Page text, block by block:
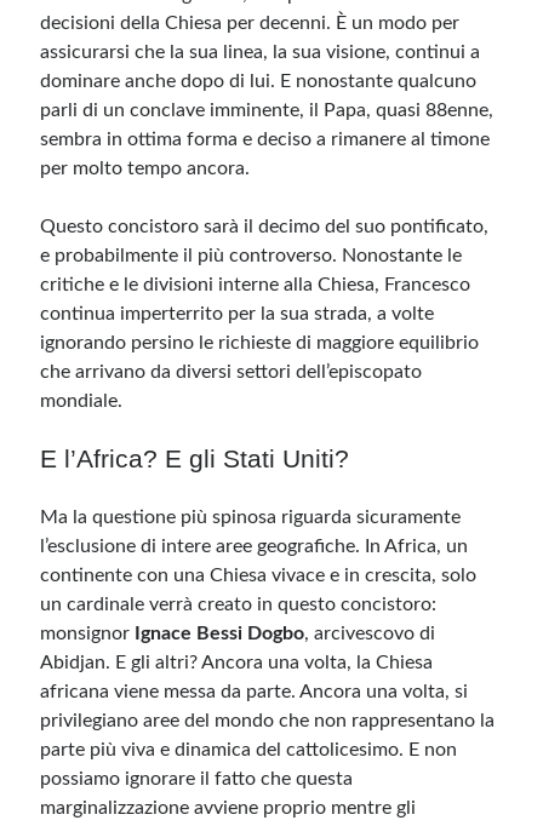
decisioni della Chiesa per decenni. È un modo per
assicurarsi che la sua linea, la sua visione, continui a
dominare anche dopo di lui. E nonostante qualcuno
parli di un conclave imminente, il Papa, quasi 88enne,
sembra in ottima forma e deciso a rimanere al timone
per molto tempo ancora.
Questo concistoro sarà il decimo del suo pontificato,
e probabilmente il più controverso. Nonostante le
critiche e le divisioni interne alla Chiesa, Francesco
continua imperterrito per la sua strada, a volte
ignorando persino le richieste di maggiore equilibrio
che arrivano da diversi settori dell’episcopato
mondiale.
E l’Africa? E gli Stati Uniti?
Ma la questione più spinosa riguarda sicuramente
l’esclusione di intere aree geografiche. In Africa, un
continente con una Chiesa vivace e in crescita, solo
un cardinale verrà creato in questo concistoro:
monsignor Ignace Bessi Dogbo, arcivescovo di
Abidjan. E gli altri? Ancora una volta, la Chiesa
africana viene messa da parte. Ancora una volta, si
privilegiano aree del mondo che non rappresentano la
parte più viva e dinamica del cattolicesimo. E non
possiamo ignorare il fatto che questa
marginalizzazione avviene proprio mentre gli